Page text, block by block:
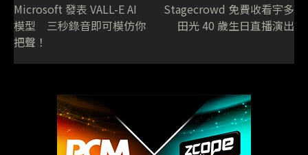
Microsoft 發表 VALL-E AI
模型 三秒錄音即可模仿你
把聲！
Stagecrowd 免費收看宇多
田光 40 歲生日直播演出